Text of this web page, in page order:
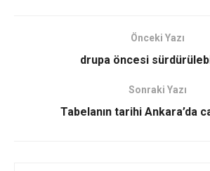
Önceki Yazı
drupa öncesi
Sonraki Yazı
Tabelanın tarihi Ankara’da